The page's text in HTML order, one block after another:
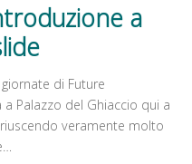
a
di Future
Palazzo del Ghiaccio qui a
veramente molto